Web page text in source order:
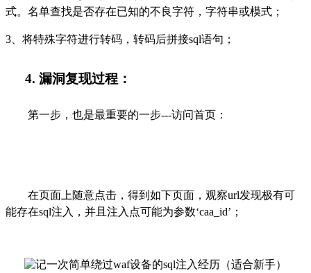
式。名单查找是否存在已知的不良字符，字符串或模式；
3、将特殊字符进行转码，转码后拼接sql语句；
4. 漏洞复现过程：
第一步，也是最重要的一步---访问首页：
在页面上随意点击，得到如下页面，观察url发现极有可
能存在sql注入，并且注入点可能为参数‘caa_ id’；